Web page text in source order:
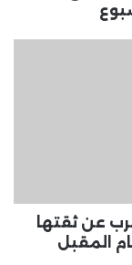
عن ثقتها
المقبل